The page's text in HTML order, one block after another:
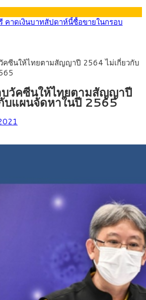
มูลจ้างงานสหรัฐฯ
” เปิดเครื่องยนต์เศรษฐกิจใหม่ของไทย
ร เตือนผู้ปกครองเฝ้าระวัง หลังยึดล็อต
34.00 มองเฟดคงดอกเบี้ย
เขียวหลักการ ร่าง พ.ร.ฎ. เปิดทาง รฟม.เดิน
นเรล 12.54 กม. เชื่อมเมืองหาดใหญ่
พ.รัฐแบกรับผู้ป่วยบัตรทอง 87% แต่ได้งบ
เสนอทบทวนจัดสรรงบให้สอดคล้องภาระ
คาดเงินบาทสัปดาห์นี้ซื้อขายในกรอบ
มูลจ้างงานสหรัฐฯ
คซีนให้ไทยตามสัญญาปี 2564 ไม่เกี่ยวกับ
บวัคซีนให้ไทยตามสัญญาปี
บแผนจัดหาในปี 2565